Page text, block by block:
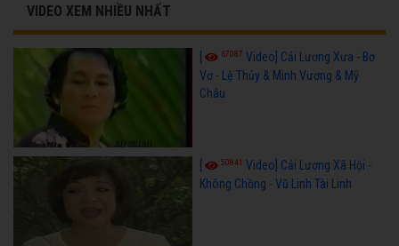
VIDEO XEM NHIỀU NHẤT
[ 67087 Video] Cải Lương Xưa - Bơ
Vơ - Lệ Thủy & Minh Vương & Mỹ
Châu
50841
Video] Cải Lương Xã Hội -
Không Chồng - Vũ Linh Tài Linh